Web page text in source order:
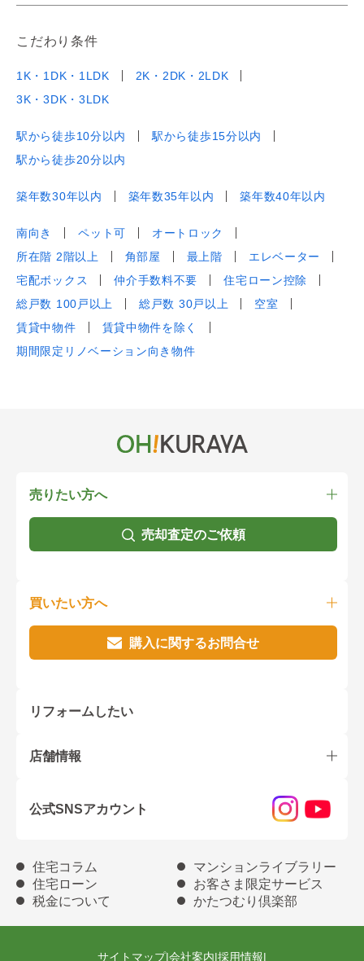
こだわり条件
1K・1DK・1LDK
2K・2DK・2LDK
3K・3DK・3LDK
駅から徒歩10分以内
駅から徒歩15分以内
駅から徒歩20分以内
築年数30年以内 築年数35年以内 築年数40年以内
南向き ペット可
オートロック
所在階 2階以上
角部屋 最上階
エレベーター
宅配ボックス
仲介手数料不要
住宅ローン控除
総戸数 100戸以上
総戸数 30戸以上
空室
賃貸中物件
賃貸中物件を除く
期間限定リノベーション向き物件
売りたい方へ
売却査定のご依頼
買いたい方へ
購入に関するお問合せ
リフォームしたい
店舗情報
公式SNSアカウント
住宅コラム
マンションライブラリー
住宅ローン
お客さま限定サービス
税金について
かたつむり倶楽部
サイトマップ|会社案内|採用情報|